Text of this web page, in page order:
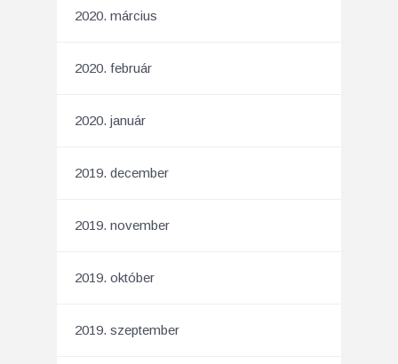
2020. március
2020. február
2020. január
2019. december
2019. november
2019. október
2019. szeptember